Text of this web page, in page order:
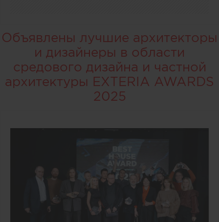
Объявлены лучшие архитекторы
и дизайнеры в области
средового дизайна и частной
архитектуры EXTERIA AWARDS
2025